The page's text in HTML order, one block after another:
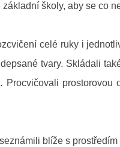
školy, aby se co
celé ruky i
tvary. Skládali
blíže s prostředím